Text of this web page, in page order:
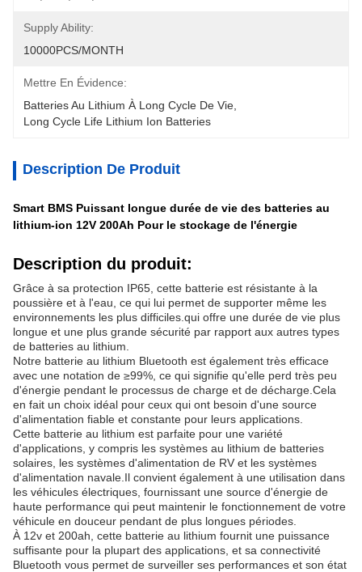
Supply Ability:
10000PCS/MONTH
Mettre En Évidence:
Batteries Au Lithium À Long Cycle De Vie
Long Cycle Life Lithium Ion Batteries
Description De Produit
Smart BMS Puissant longue durée de vie des batteries au
lithium-ion 12V 200Ah Pour le stockage de l'énergie
Description du produit:
Grâce à sa protection IP65, cette batterie est résistante à la
poussière et à l'eau, ce qui lui permet de supporter même les
environnements les plus difficiles.qui offre une durée de vie plus
longue et une plus grande sécurité par rapport aux autres types
de batteries au lithium.
Notre batterie au lithium Bluetooth est également très efficace
avec une notation de ≥99%, ce qui signifie qu'elle perd très peu
d'énergie pendant le processus de charge et de décharge.Cela
en fait un choix idéal pour ceux qui ont besoin d'une source
d'alimentation fiable et constante pour leurs applications.
Cette batterie au lithium est parfaite pour une variété
d'applications, y compris les systèmes au lithium de batteries
solaires, les systèmes d'alimentation de RV et les systèmes
d'alimentation navale.Il convient également à une utilisation dans
les véhicules électriques, fournissant une source d'énergie de
haute performance qui peut maintenir le fonctionnement de votre
véhicule en douceur pendant de plus longues périodes.
À 12v et 200ah, cette batterie au lithium fournit une puissance
suffisante pour la plupart des applications, et sa connectivité
Bluetooth vous permet de surveiller ses performances et son état